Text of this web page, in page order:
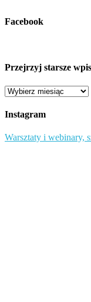
Facebook
Przejrzyj starsze
Przejrzyj
wpisy
Instagram
Warsztaty i webinary,